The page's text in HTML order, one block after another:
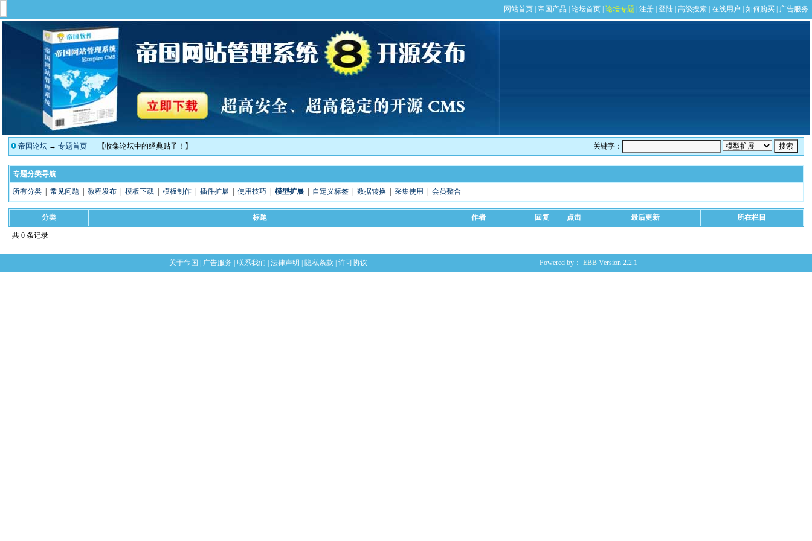
帝国论坛→ 专题首页【收集论坛中的经典贴子！】 关键字：
专题分类导航
所有分类| 常见问题 教程发布| 模板下载| 模板制作| 插件扩展 使用技巧| 模型扩展| 自定义标签| 数据转换 采集使用 会员整合
分类 标题 作者 回复 点击 最后更新 所在栏目
共 0 条记录
关于帝国 广告服务 联系我们 法律声明 隐私条款 许可协议 Powered by： EBB Version 2.2.1